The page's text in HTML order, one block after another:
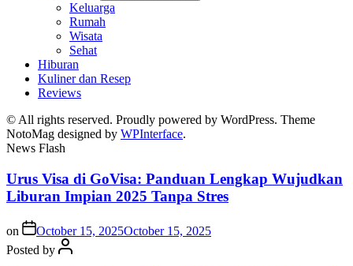
Keluarga
Rumah
Wisata
Sehat
Hiburan
Kuliner dan Resep
Reviews
© All rights reserved. Proudly powered by WordPress. Theme
NotoMag designed by WPInterface.
News Flash
Urus Visa di GoVisa: Panduan Lengkap Wujudkan
Liburan Impian 2025 Tanpa Stres
on October 15, 2025October 15, 2025
Posted by